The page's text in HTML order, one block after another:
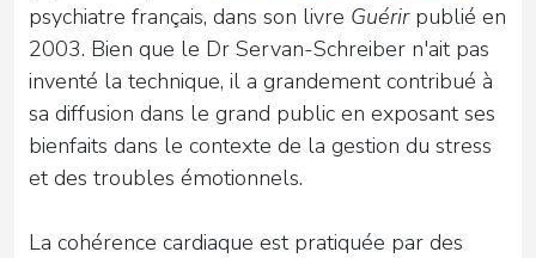
psychiatre français, dans son livre Guérirpublié en
2003. Bien que le Dr Servan-Schreiber n'ait pas
inventé la technique, il a grandement contribué à
sa diffusion dans le grand public en exposant ses
bienfaits dans le contexte de la gestion du stress
et des troubles émotionnels.
La cohérence cardiaque est pratiquée par des